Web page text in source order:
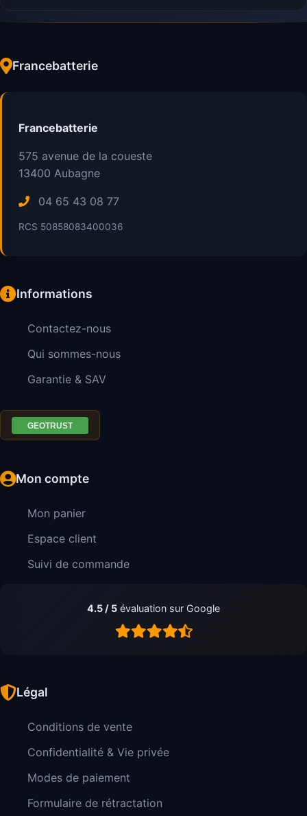
Francebatterie
Francebatterie
575 avenue de la coueste
13400 Aubagne
04 65 43 08 77
RCS 50858083400036
Informations
Contactez-nous
Qui sommes-nous
Garantie & SAV
Mon compte
Mon panier
Espace client
Suivi de commande
4.5 / 5 évaluation sur Google
Légal
Conditions de vente
Confidentialité & Vie privée
Modes de paiement
Formulaire de rétractation